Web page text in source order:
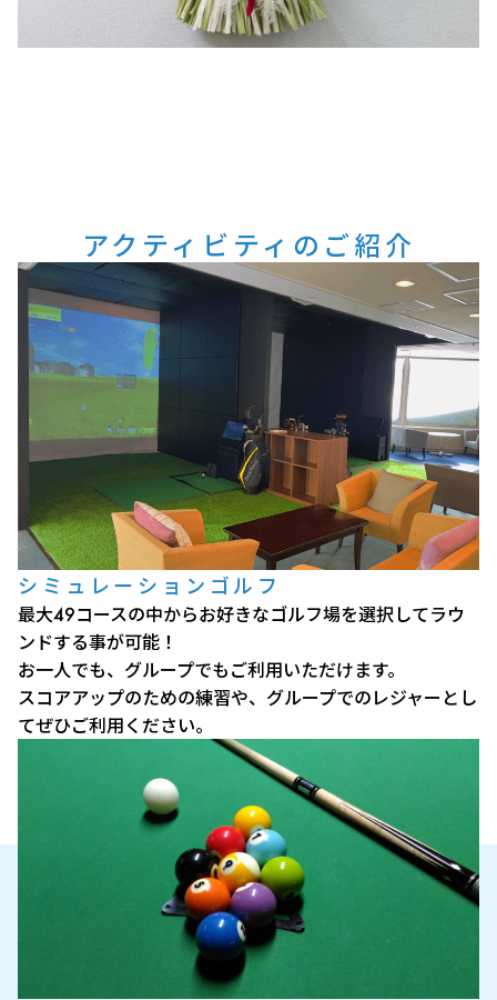
アクティビティのご紹介
シミュレーションゴルフ
最大49コースの中からお好きなゴルフ場を選択してラウ
ンドする事が可能！
お一人でも、グループでもご利用いただけます。
スコアアップのための練習や、グループでのレジャーとし
てぜひご利用ください。